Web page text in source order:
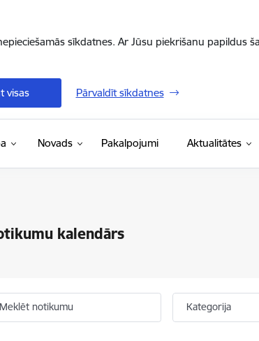
sīkdatnes. Ar Jūsu piekrišanu papildus
visas Pārvaldīt sīkdatnes
Novads Pakalpojumi Aktualitātes
kalendārs
Meklēt notikumu Kategorija